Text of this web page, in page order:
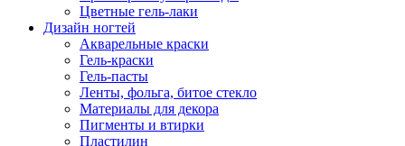
Цветные гель-лаки
Дизайн ногтей
Акварельные краски
Гель-краски
Гель-пасты
Ленты, фольга, битое стекло
Материалы для декора
Пигменты и втирки
Пластилин